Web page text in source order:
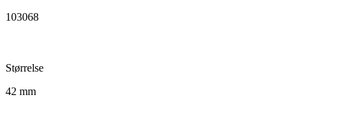
103068
Størrelse
42 mm